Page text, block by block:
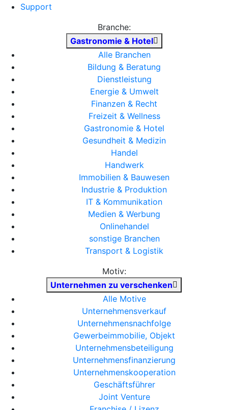
Support
Branche:
Gastronomie & Hotel
Alle Branchen
Bildung & Beratung
Dienstleistung
Energie & Umwelt
Finanzen & Recht
Freizeit & Wellness
Gastronomie & Hotel
Gesundheit & Medizin
Handel
Handwerk
Immobilien & Bauwesen
Industrie & Produktion
IT & Kommunikation
Medien & Werbung
Onlinehandel
sonstige Branchen
Transport & Logistik
Motiv:
Unternehmen zu verschenken
Alle Motive
Unternehmensverkauf
Unternehmensnachfolge
Gewerbeimmobilie, Objekt
Unternehmensbeteiligung
Unternehmensfinanzierung
Unternehmenskooperation
Geschäftsführer
Joint Venture